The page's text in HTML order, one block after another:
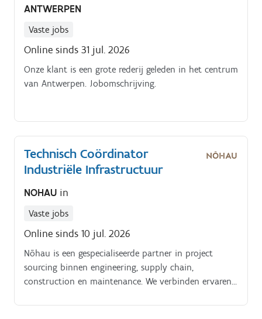
ANTWERPEN
Vaste jobs
Online sinds 31 jul. 2026
Onze klant is een grote rederij geleden in het centrum
van Antwerpen. Jobomschrijving.
Technisch Coördinator
Industriële Infrastructuur
NOHAU in
Vaste jobs
Online sinds 10 jul. 2026
Nōhau is een gespecialiseerde partner in project
sourcing binnen engineering, supply chain,
construction en maintenance. We verbinden ervaren